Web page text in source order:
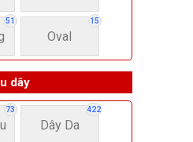
51 15
Oval
dây
73 422
Dây Da